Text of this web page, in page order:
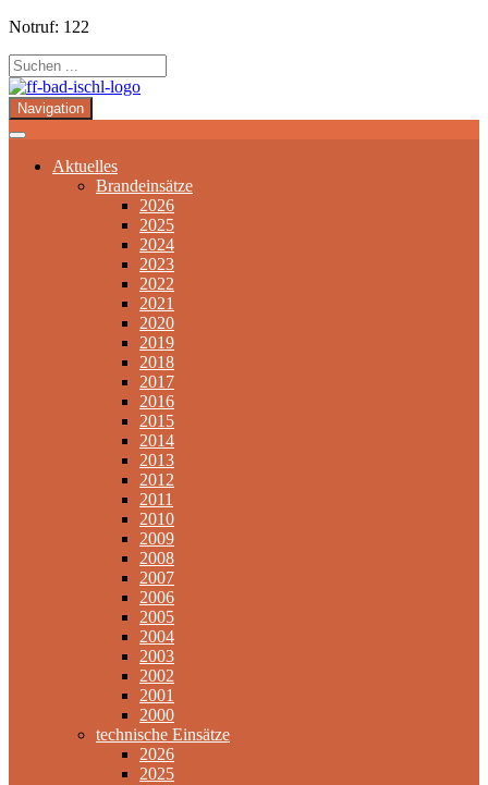
Notruf: 122
Navigation
Aktuelles
Brandeinsätze
2026
2025
2024
2023
2022
2021
2020
2019
2018
2017
2016
2015
2014
2013
2012
2011
2010
2009
2008
2007
2006
2005
2004
2003
2002
2001
2000
technische Einsätze
2026
2025